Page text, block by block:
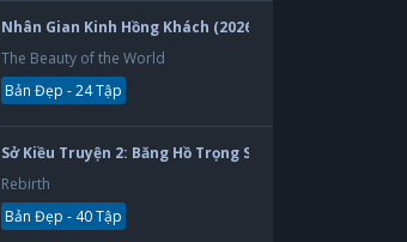
Nhân Gian Kinh Hồng Khách (2026)
The Beauty of the World
Bản Đẹp - 24 Tập
Sở Kiều Truyện 2: Băng Hồ Trọng Sinh (2026)
Rebirth
Bản Đẹp - 40 Tập